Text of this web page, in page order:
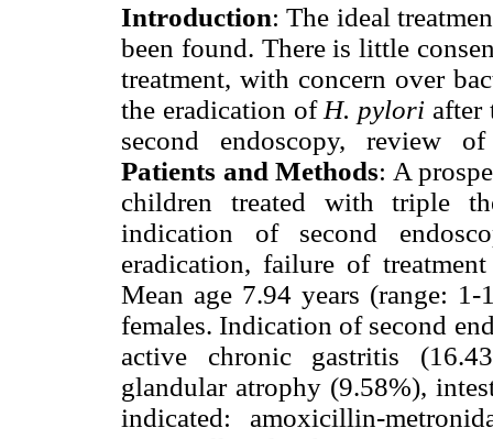
Introduction: The ideal
been found. There is little
treatment, with concern over
the eradication of H. pylori after
second endoscopy, review
Patients and Methods: A
children treated with triple
indication of second
eradication, failure of
Mean age 7.94 years (range:
females. Indication of second
active chronic gastritis
glandular atrophy (9.58%),
indicated: amoxicillin-